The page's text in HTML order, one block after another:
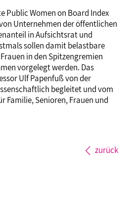
Public Women on Board Index
Unternehmen der öffentlichen
in Aufsichtsrat und
sollen damit belastbare
in den Spitzengremien
vorgelegt werden. Das
Ulf Papenfuß von der
begleitet und vom
Familie, Senioren, Frauen und
zurück